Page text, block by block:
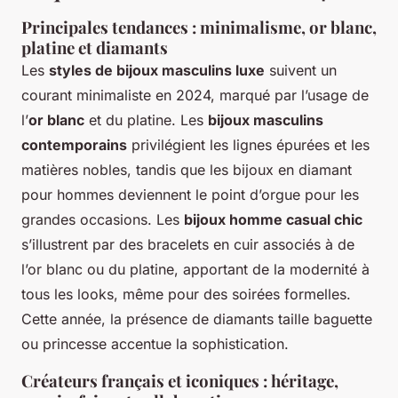
Principales tendances : minimalisme, or blanc,
platine et diamants
Les styles de bijoux masculins luxe suivent un
courant minimaliste en 2024, marqué par l’usage de
l’or blanc et du platine. Les bijoux masculins
contemporains privilégient les lignes épurées et les
matières nobles, tandis que les bijoux en diamant
pour hommes deviennent le point d’orgue pour les
grandes occasions. Les bijoux homme casual chic
s’illustrent par des bracelets en cuir associés à de
l’or blanc ou du platine, apportant de la modernité à
tous les looks, même pour des soirées formelles.
Cette année, la présence de diamants taille baguette
ou princesse accentue la sophistication.
Créateurs français et iconiques : héritage,